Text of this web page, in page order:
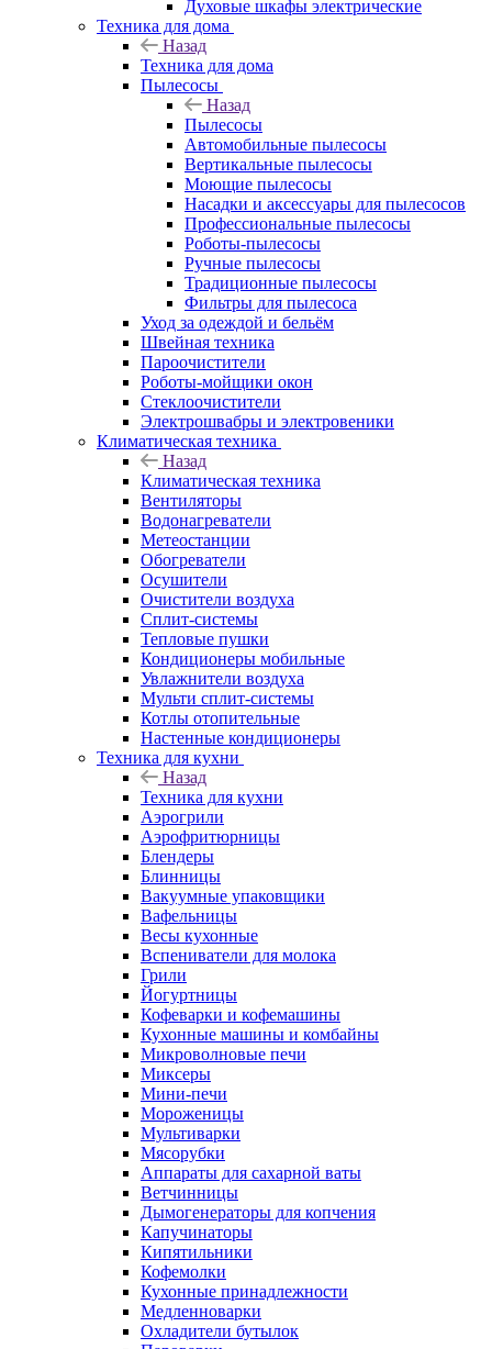
Духовые шкафы электрические
Техника для дома
Назад
Техника для дома
Пылесосы
Назад
Пылесосы
Автомобильные пылесосы
Вертикальные пылесосы
Моющие пылесосы
Насадки и аксессуары для пылесосов
Профессиональные пылесосы
Роботы-пылесосы
Ручные пылесосы
Традиционные пылесосы
Фильтры для пылесоса
Уход за одеждой и бельём
Швейная техника
Пароочистители
Роботы-мойщики окон
Стеклоочистители
Электрошвабры и электровеники
Климатическая техника
Назад
Климатическая техника
Вентиляторы
Водонагреватели
Метеостанции
Обогреватели
Осушители
Очистители воздуха
Сплит-системы
Тепловые пушки
Кондиционеры мобильные
Увлажнители воздуха
Мульти сплит-системы
Котлы отопительные
Настенные кондиционеры
Техника для кухни
Назад
Техника для кухни
Аэрогрили
Аэрофритюрницы
Блендеры
Блинницы
Вакуумные упаковщики
Вафельницы
Весы кухонные
Вспениватели для молока
Грили
Йогуртницы
Кофеварки и кофемашины
Кухонные машины и комбайны
Микроволновые печи
Миксеры
Мини-печи
Мороженицы
Мультиварки
Мясорубки
Аппараты для сахарной ваты
Ветчинницы
Дымогенераторы для копчения
Капучинаторы
Кипятильники
Кофемолки
Кухонные принадлежности
Медленноварки
Охладители бутылок